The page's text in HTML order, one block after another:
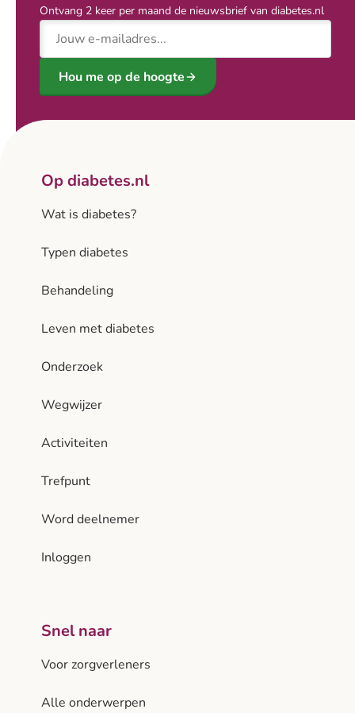
Ontvang 2 keer per maand de nieuwsbrief van diabetes.nl
E-mailadres
Hou me op de hoogte
Op diabetes.nl
Wat is diabetes?
Typen diabetes
Behandeling
Leven met diabetes
Onderzoek
Wegwijzer
Activiteiten
Trefpunt
Word deelnemer
Inloggen
Snel naar
Voor zorgverleners
Alle onderwerpen